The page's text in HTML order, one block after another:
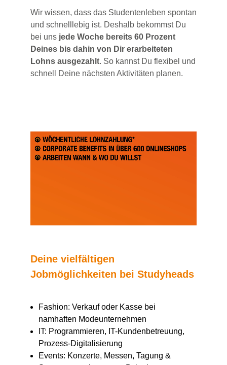
Wir wissen, dass das Studentenleben spontan
und schnelllebig ist. Deshalb bekommst Du
bei uns jede Woche bereits 60 Prozent
Deines bis dahin von Dir erarbeiteten
Lohns ausgezahlt. So kannst Du flexibel und
schnell Deine nächsten Aktivitäten planen.
Deine vielfältigen
Jobmöglichkeiten bei Studyheads
Fashion: Verkauf oder Kasse bei
namhaften Modeunternehmen
IT: Programmieren, IT-Kundenbetreuung,
Prozess-Digitalisierung
Events: Konzerte, Messen, Tagung &